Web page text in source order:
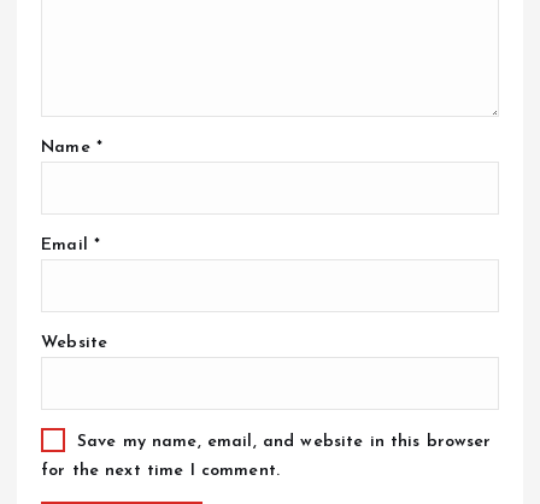
Name *
Email *
Website
Save my name, email, and website in this browser
for the next time I comment.